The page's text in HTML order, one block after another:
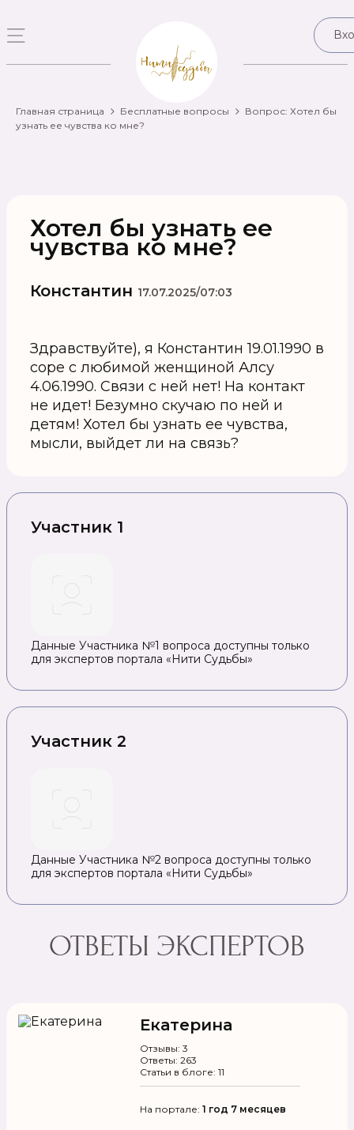
Главная страница Бесплатные вопросы
Вопрос: Хотел бы
узнать ее чувства ко мне?
Хотел бы узнать ее
чувства ко мне?
Константин 17.07.2025/07:03
Здравствуйте), я Константин 19.01.1990 в
соре с любимой женщиной Алсу
4.06.1990. Связи с ней нет! На контакт
не идет! Безумно скучаю по ней и
детям! Хотел бы узнать ее чувства,
мысли, выйдет ли на связь?
Участник 1
Данные Участника №1 вопроса доступны только
для экспертов портала «Нити Судьбы»
Участник 2
Данные Участника №2 вопроса доступны только
для экспертов портала «Нити Судьбы»
ОТВЕТЫ ЭКСПЕРТОВ
Екатерина
Отзывы: 3
Ответы: 263
Статьи в блоге: 11
На портале: 1 год 7 месяцев